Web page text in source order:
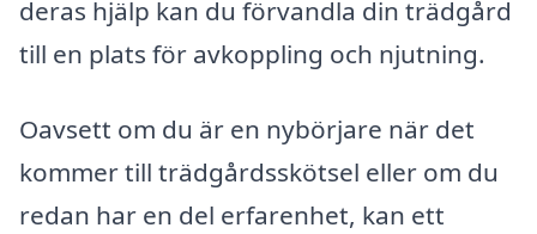
deras hjälp kan du förvandla din trädgård
till en plats för avkoppling och njutning.
Oavsett om du är en nybörjare när det
kommer till trädgårdsskötsel eller om du
redan har en del erfarenhet, kan ett